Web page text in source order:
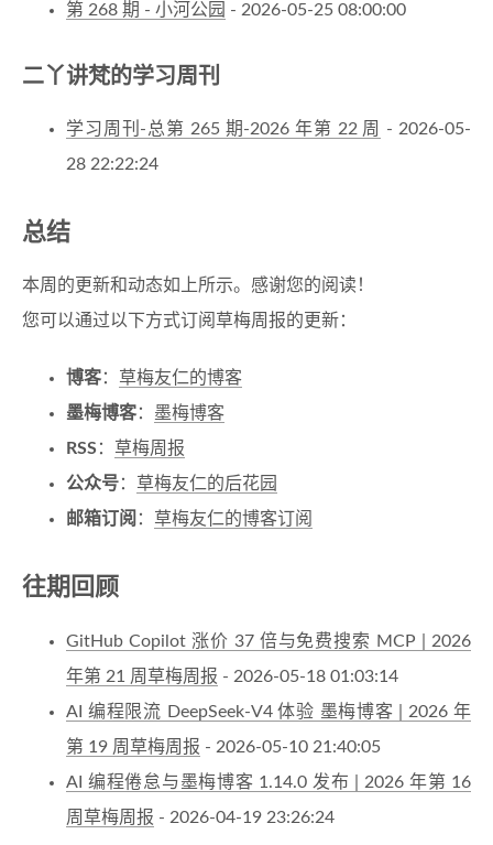
第 268 期 - 小河公园 - 2026-05-25 08:00:00
二丫讲梵的学习周刊
学习周刊-总第 265 期-2026 年第 22 周
- 2026-05-
28 22:22:24
总结
本周的更新和动态如上所示。感谢您的阅读！
您可以通过以下方式订阅草梅周报的更新：
博客： 草梅友仁的博客
墨梅博客： 墨梅博客
RSS： 草梅周报
公众号： 草梅友仁的后花园
邮箱订阅 ： 草梅友仁的博客订阅
往期回顾
GitHub Copilot 涨价 37 倍与免费搜索 MCP | 2026
年第 21 周草梅周报 - 2026-05-18 01:03:14
AI 编程限流 DeepSeek-V4 体验 墨梅博客 | 2026 年
第 19 周草梅周报 - 2026-05-10 21:40:05
AI 编程倦怠与墨梅博客 1.14.0 发布 | 2026 年第 16
周草梅周报 - 2026-04-19 23:26:24